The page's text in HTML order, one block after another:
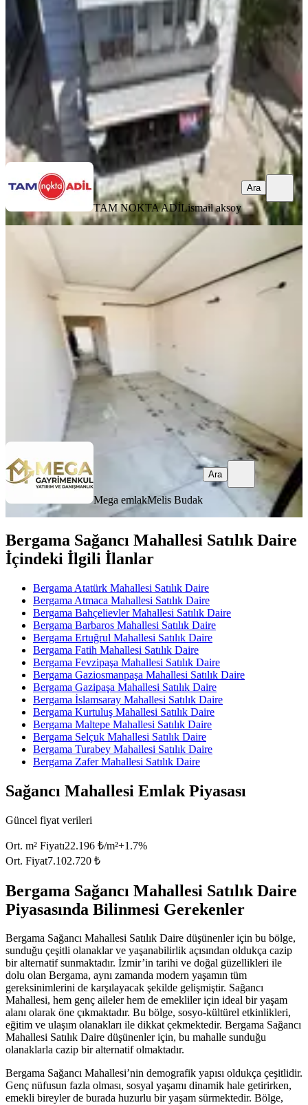
Bergama, Fatih Mahallesi
140 m²· Yüksek giriş ·05.08.2026
3.825.000 ₺
TAM NOKTA ADİLismail aksoy
Ara
TAM NOKTA ADİLismail aksoy
Ara
MANZARALI
Mega Gayrimenkulden Atatürk
Mahallesinde Satılık 2+1 Sıfır Daire
Bergama, Atatürk Mahallesi
95 m²·3. Kat
3.850.000 ₺
Melis Budak
Mega emlakMelis Budak
Ara
Bergama Sağancı Mahallesi Satılık Daire
İçindeki İlgili İlanlar
Bergama Atatürk Mahallesi Satılık Daire
Bergama Atmaca Mahallesi Satılık Daire
Bergama Bahçelievler Mahallesi Satılık Daire
Bergama Barbaros Mahallesi Satılık Daire
Bergama Ertuğrul Mahallesi Satılık Daire
Bergama Fatih Mahallesi Satılık Daire
Bergama Fevzipaşa Mahallesi Satılık Daire
Bergama Gaziosmanpaşa Mahallesi Satılık Daire
Bergama Gazipaşa Mahallesi Satılık Daire
Bergama İslamsaray Mahallesi Satılık Daire
Bergama Kurtuluş Mahallesi Satılık Daire
Bergama Maltepe Mahallesi Satılık Daire
Bergama Selçuk Mahallesi Satılık Daire
Bergama Turabey Mahallesi Satılık Daire
Bergama Zafer Mahallesi Satılık Daire
Sağancı Mahallesi Emlak Piyasası
Güncel fiyat verileri
Ort. m² Fiyatı22.196 ₺/m²+1.7%
Ort. Fiyat7.102.720 ₺
Bergama Sağancı Mahallesi Satılık Daire
Piyasasında Bilinmesi Gerekenler
Bergama Sağancı Mahallesi Satılık Daire düşünenler için bu bölge,
sunduğu çeşitli olanaklar ve yaşanabilirlik açısından oldukça cazip
bir alternatif sunmaktadır. İzmir’in tarihi ve doğal güzellikleri ile
dolu olan Bergama, aynı zamanda modern yaşamın tüm
gereksinimlerini de karşılayacak şekilde gelişmiştir. Sağancı
Mahallesi, hem genç aileler hem de emekliler için ideal bir yaşam
alanı olarak öne çıkmaktadır. Bu bölge, sosyo-kültürel etkinlikleri,
eğitim ve ulaşım olanakları ile dikkat çekmektedir. Bergama Sağancı
Mahallesi Satılık Daire düşünenler için, bu mahalle sunduğu
olanaklarla cazip bir alternatif olmaktadır.
Bergama Sağancı Mahallesi’nin demografik yapısı oldukça çeşitlidir.
Genç nüfusun fazla olması, sosyal yaşamı dinamik hale getirirken,
emekli bireyler de burada huzurlu bir yaşam sürmektedir. Bölge,